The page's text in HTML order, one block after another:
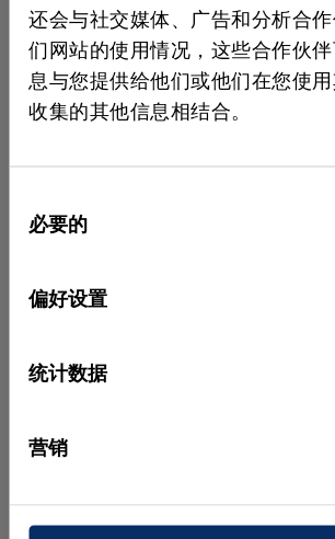
还会与社交媒体、广告和分析合
们网站的使用情况，这些合作伙
息与您提供给他们或他们在您使
收集的其他信息相结合。
必要的
偏好设置
统计数据
营销
功能
Gaertner（HALCON 产品经理）和
带您了解 HALCON 新版本的各项新
功能。
观看视频